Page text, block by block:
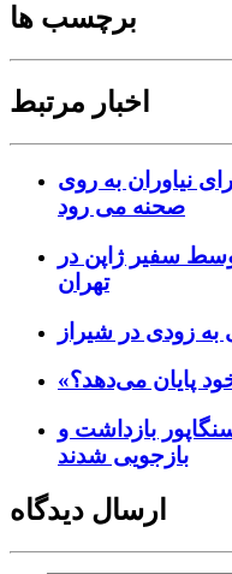
برچسب ها
اخبار مرتبط
نیاوران به روی
صحنه می رود
سفیر ژاپن در
تهران
زودی در شیراز
پایان می‌دهد؟
بازداشت و
بازجویی شدند
ارسال دیدگاه